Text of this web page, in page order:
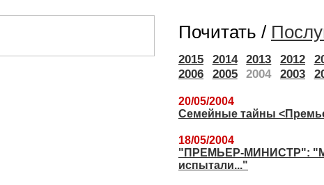
Почитать /
2015 2014 2013 2012
2006
2005 2004 2003
20/05/2004
Семейные тайны
18/05/2004
"ПРЕМЬЕР-МИНИСТР":
испытали..."